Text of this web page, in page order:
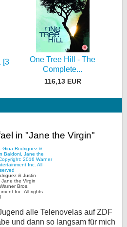
[3
One Tree Hill - The
Complete...
116,13 EUR
in "Jane the Virgin"
& Justin
Jane the Virgin
Bros.
Inc. All rights
alle Telenovelas auf ZDF
und dann so langsam für mich